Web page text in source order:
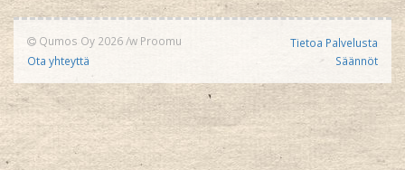
Qumos Oy 2026/w Proomu
Ota yhteyttä
Tietoa Palvelusta
Säännöt